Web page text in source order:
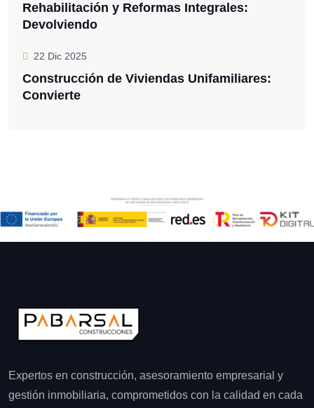
Rehabilitación y Reformas Integrales:
Devolviendo
22 Dic 2025
Construcción de Viviendas Unifamiliares:
Convierte
Expertos en construcción, asesoramiento empresarial y
gestión inmobiliaria, comprometidos con la calidad en cada